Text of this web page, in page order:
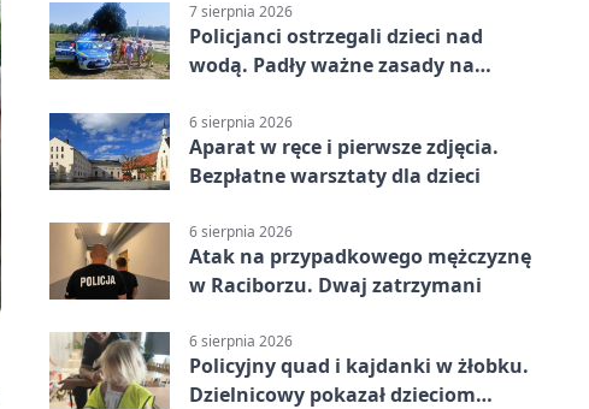
7 sierpnia 2026
Policjanci ostrzegali dzieci nad
wodą. Padły ważne zasady na
6 sierpnia 2026
Aparat w ręce i pierwsze zdjęcia.
Bezpłatne warsztaty dla dzieci
6 sierpnia 2026
Atak na przypadkowego mężczyznę
w Raciborzu. Dwaj zatrzymani
6 sierpnia 2026
Policyjny quad i kajdanki w żłobku.
Dzielnicowy pokazał dzieciom